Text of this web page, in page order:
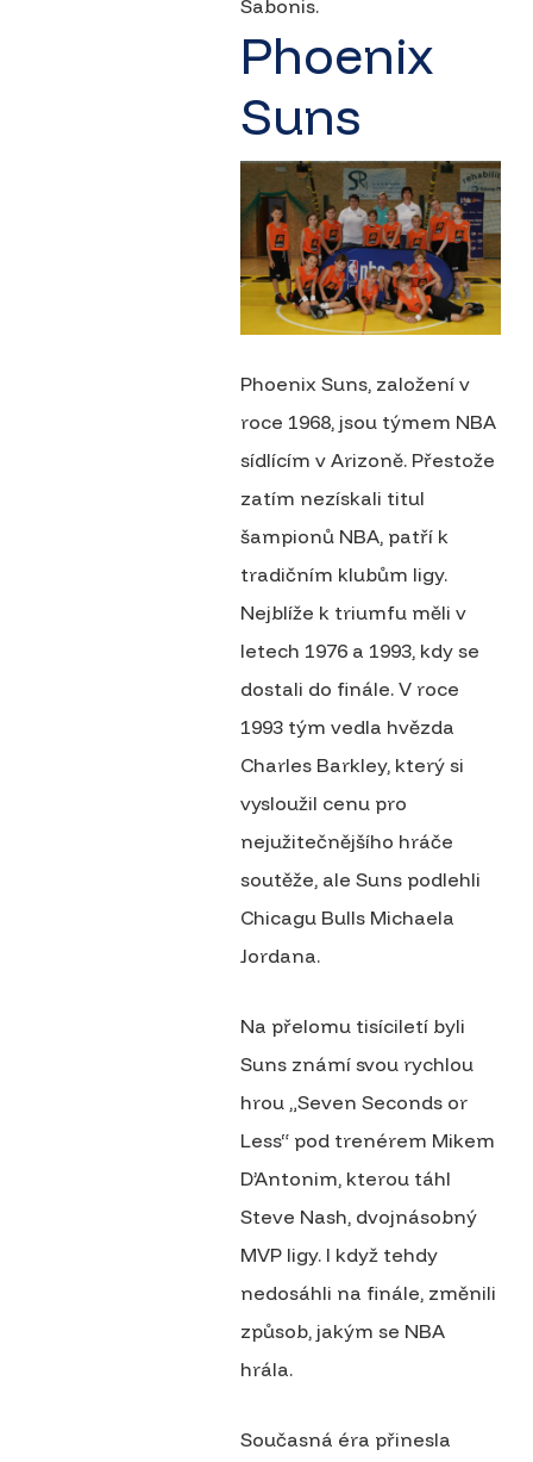
Sabonis.
Phoenix
Suns
Phoenix Suns, založení v
roce 1968, jsou týmem NBA
sídlícím v Arizoně. Přestože
zatím nezískali titul
šampionů NBA, patří k
tradičním klubům ligy.
Nejblíže k triumfu měli v
letech 1976 a 1993, kdy se
dostali do finále. V roce
1993 tým vedla hvězda
Charles Barkley, který si
vysloužil cenu pro
nejužitečnějšího hráče
soutěže, ale Suns podlehli
Chicagu Bulls Michaela
Jordana.
Na přelomu tisíciletí byli
Suns známí svou rychlou
hrou „Seven Seconds or
Less“ pod trenérem Mikem
D’Antonim, kterou táhl
Steve Nash, dvojnásobný
MVP ligy. I když tehdy
nedosáhli na finále, změnili
způsob, jakým se NBA
hrála.
Současná éra přinesla